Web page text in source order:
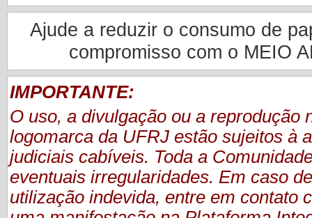
Ajude a reduzir o consumo de
compromisso com o MEIO
IMPORTANTE:
O uso, a divulgação ou a reprodução
logomarca da UFRJ estão sujeitos à
judiciais cabíveis. Toda a
eventuais irregularidades. Em caso
utilização indevida, entre em contato